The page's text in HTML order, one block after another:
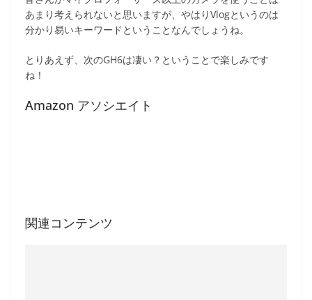
あまり考えられないと思いますが、やはりVlogというのは
分かり易いキーワードということなんでしょうね。
とりあえず、次のGH6は凄い？ということで楽しみです
ね！
Amazon アソシエイト
関連コンテンツ